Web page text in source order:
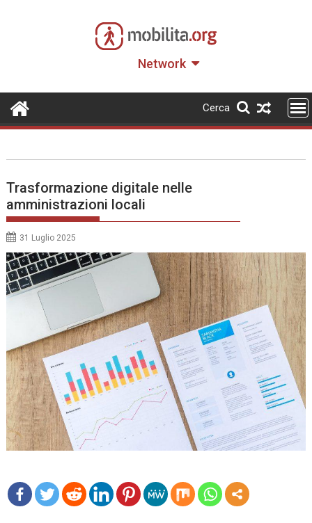
Network
Cerca
Trasformazione digitale nelle
amministrazioni locali
31 Luglio 2025